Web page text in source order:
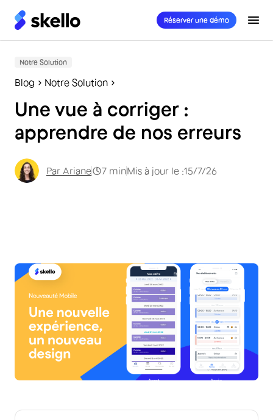
Réserver une démo
Notre Solution
Blog Notre Solution
Une vue à corriger :
apprendre de nos erreurs
Par Ariane 7 minMis à jour le :15/7/26